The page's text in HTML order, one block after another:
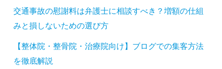
交通事故の慰謝料は弁護士に相談すべき？増額の仕組
みと損しないための選び方
【整体院・整骨院・治療院向け】ブログでの集客方法
を徹底解説